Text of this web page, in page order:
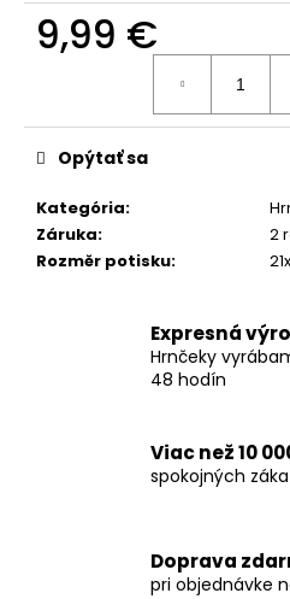
9,99 €
Kategória:
Záruka:
2
Rozměr potisku:
Opýtať sa
Expresná
Hrnčeky
48 hodín
Viac než 10
spokojných
Doprava
pri objednávke
O
d
r
ú
a
m
e
ABSOLVENTOV